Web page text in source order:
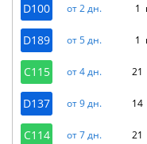
D100 от 2 дн. 1
D189 от 5 дн. 1
C115 от 4 дн.
D137 от 9 дн.
C114 от 7 дн.